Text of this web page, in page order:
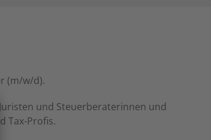
(m/w/d).
und Steuerberaterinnen und
Tax-Profis.